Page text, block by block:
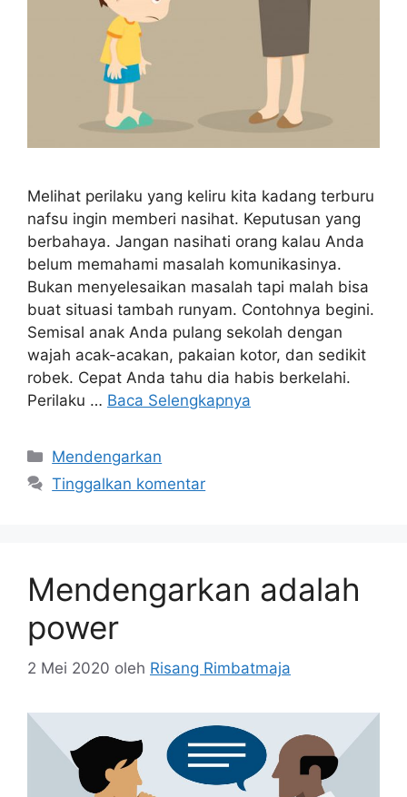
Melihat perilaku yang keliru kita kadang terburu
nafsu ingin memberi nasihat. Keputusan yang
berbahaya. Jangan nasihati orang kalau Anda
belum memahami masalah komunikasinya.
Bukan menyelesaikan masalah tapi malah bisa
buat situasi tambah runyam. Contohnya begini.
Semisal anak Anda pulang sekolah dengan
wajah acak-acakan, pakaian kotor, dan sedikit
robek. Cepat Anda tahu dia habis berkelahi.
Perilaku … Baca Selengkapnya
Kategori
Mendengarkan
Tinggalkan komentar
Mendengarkan adalah
power
2 Mei 2020 oleh Risang Rimbatmaja